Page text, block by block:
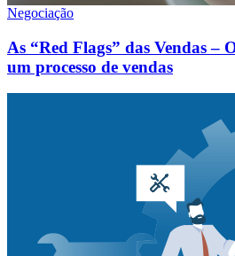
Negociação
As “Red Flags” das Vendas –
um processo de vendas